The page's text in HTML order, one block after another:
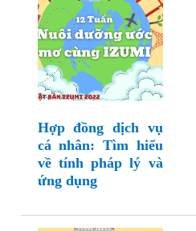
Hợp đồng dịch vụ
cá nhân: Tìm hiểu
về tính pháp lý và
ứng dụng